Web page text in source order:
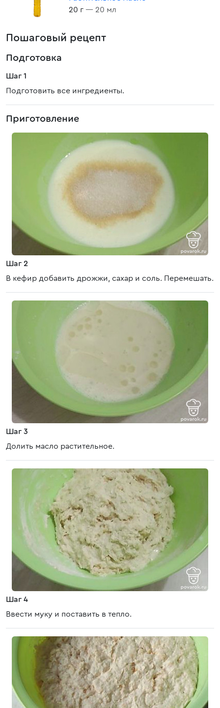
20 г — 20 мл
Пошаговый рецепт
Подготовка
Шаг 1
Подготовить все ингредиенты.
Приготовление
Шаг 2
В кефир добавить дрожжи, сахар и соль. Перемешать.
Шаг 3
Долить масло растительное.
Шаг 4
Ввести муку и поставить в тепло.